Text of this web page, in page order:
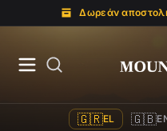
Δωρεάν
🇬🇷EL 🇬🇧